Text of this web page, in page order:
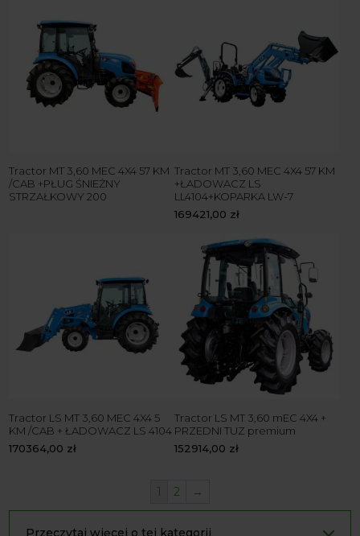
Tractor MT 3,60 MEC 4X4 57 KM
/CAB +PŁUG ŚNIEŻNY
STRZAŁKOWY 200
Tractor MT 3,60 MEC 4X4 57 KM
+ŁADOWACZ LS
LL4104+KOPARKA LW-7
169421,00 zł
Tractor LS MT 3,60 MEC 4X4 5
KM /CAB + ŁADOWACZ LS 4104
170364,00 zł
Tractor LS MT 3,60 mEC 4X4 +
PRZEDNI TUZ premium
152914,00 zł
1 2 →
Przeczytaj więcej o tej kategorii